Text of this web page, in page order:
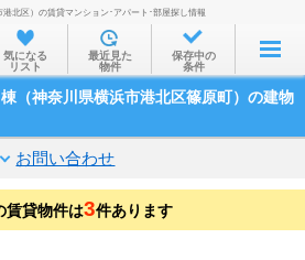
お部屋を探す
沿線・駅から
家賃相場から
通勤通学時間から
物件特集から
北区）の賃貸マンション･アパート･部屋探し情報
気になる
リスト
最近見た
物件
保存中の
条件
（神奈川県横浜市港北区篠原町）の建物
お問い合わせ
賃貸物件は3件あります